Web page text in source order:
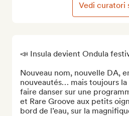
📣 Insula devient Ondula
Nouveau nom, nouvelle DA,
nouveautés… mais toujours
faire danser sur une
et Rare Groove aux petits
bord de l’eau, sur la
Vedi curatori